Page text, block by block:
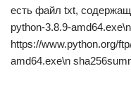
есть файл txt,
python-3.8.9-
https://www.python.org/
amd64.exe\n